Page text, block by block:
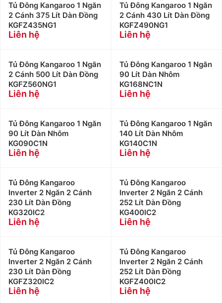
Tủ Đông Kangaroo 1 Ngăn
2 Cánh 375 Lít Dàn Đồng
KGFZ435NG1
Liên hệ
Tủ Đông Kangaroo 1 Ngăn
2 Cánh 430 Lít Dàn Đồng
KGFZ490NG1
Liên hệ
Tủ Đông Kangaroo 1 Ngăn
2 Cánh 500 Lít Dàn Đồng
KGFZ560NG1
Liên hệ
Tủ Đông Kangaroo 1 Ngăn
90 Lít Dàn Nhôm
KG168NC1N
Liên hệ
Tủ Đông Kangaroo 1 Ngăn
90 Lít Dàn Nhôm
KG090C1N
Liên hệ
Tủ Đông Kangaroo 1 Ngăn
140 Lít Dàn Nhôm
KG140C1N
Liên hệ
Tủ Đông Kangaroo
Inverter 2 Ngăn 2 Cánh
230 Lít Dàn Đồng
KG320IC2
Liên hệ
Tủ Đông Kangaroo
Inverter 2 Ngăn 2 Cánh
252 Lít Dàn Đồng
KG400IC2
Liên hệ
Tủ Đông Kangaroo
Inverter 2 Ngăn 2 Cánh
230 Lít Dàn Đồng
KGFZ320IC2
Liên hệ
Tủ Đông Kangaroo
Inverter 2 Ngăn 2 Cánh
252 Lít Dàn Đồng
KGFZ400IC2
Liên hệ